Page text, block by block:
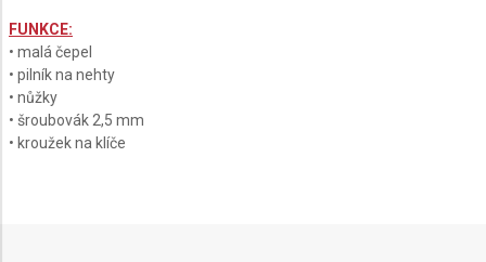
FUNKCE:
• malá čepel
• pilník na nehty
• nůžky
• šroubovák 2,5 mm
• kroužek na klíče